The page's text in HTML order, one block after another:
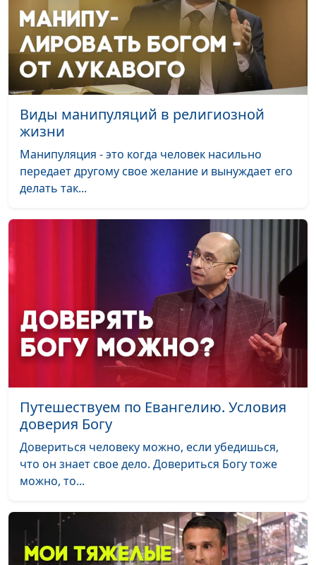
Юлия Синицына,
Геннадий Новиков,
священнослужитель
Сон о будущем
Юлия Синицына,
Геннадий Новиков,
Быть верным своим
принципам
День Господень: желанный
Российского
государственного
гуманитарного
университета
Почему Иона пошел против
Бога?
Юлия Синицына,
Сергей Давидоглу,
библеист, аспирант
Российского
гуманитарного
Миссия или счастье, или
Как жили пророки в
Библии?
Юлия Синицына,
Сергей Давидоглу,
государственного
гуманитарного
университета
Виды манипуляций в религиозной
жизни
Манипуляция - это когда человек насильно
передает другому свое желание и вынуждает его
делать так...
Путешествуем по Евангелию. Условия
доверия Богу
Довериться человеку можно, если убедишься,
что он знает свое дело. Довериться Богу тоже
можно, то...